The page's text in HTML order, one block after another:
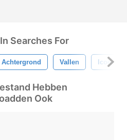
Searches For
Achtergrond Vallen Icoon
Hebben
Ook